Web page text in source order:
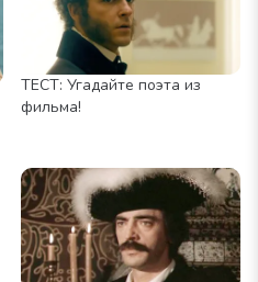
ТЕСТ: Угадайте поэта из
фильма!